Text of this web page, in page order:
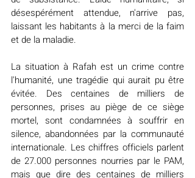
désespérément attendue, n'arrive pas,
laissant les habitants à la merci de la faim
et de la maladie.
La situation à Rafah est un crime contre
l'humanité, une tragédie qui aurait pu être
évitée. Des centaines de milliers de
personnes, prises au piège de ce siège
mortel, sont condamnées à souffrir en
silence, abandonnées par la communauté
internationale. Les chiffres officiels parlent
de 27.000 personnes nourries par le PAM,
mais que dire des centaines de milliers